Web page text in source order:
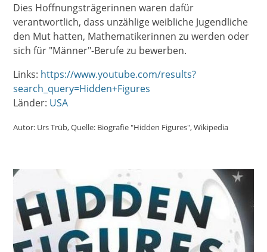
Dies Hoffnungsträgerinnen waren dafür
verantwortlich, dass unzählige weibliche Jugendliche
den Mut hatten, Mathematikerinnen zu werden oder
sich für "Männer"-Berufe zu bewerben.
Links: https://www.youtube.com/results?
search_query=Hidden+Figures
Länder: USA
Autor: Urs Trüb Quelle: Biografie "Hidden Figures" Wikipedia